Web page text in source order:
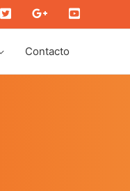
twit gplus youtube
Contacto